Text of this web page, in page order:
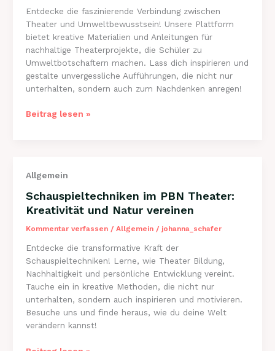
Entdecke die faszinierende Verbindung zwischen
Theater und Umweltbewusstsein! Unsere Plattform
bietet kreative Materialien und Anleitungen für
nachhaltige Theaterprojekte, die Schüler zu
Umweltbotschaftern machen. Lass dich inspirieren und
gestalte unvergessliche Aufführungen, die nicht nur
unterhalten, sondern auch zum Nachdenken anregen!
Faszination
Bildung
Beitrag lesen »
Allgemein
Schauspieltechniken im PBN Theater:
Kreativität und Natur vereinen
Kommentar verfassen / Allgemein/ johanna_schafer
Entdecke die transformative Kraft der
Schauspieltechniken! Lerne, wie Theater Bildung,
Nachhaltigkeit und persönliche Entwicklung vereint.
Tauche ein in kreative Methoden, die nicht nur
unterhalten, sondern auch inspirieren und motivieren.
Besuche uns und finde heraus, wie du deine Welt
verändern kannst!